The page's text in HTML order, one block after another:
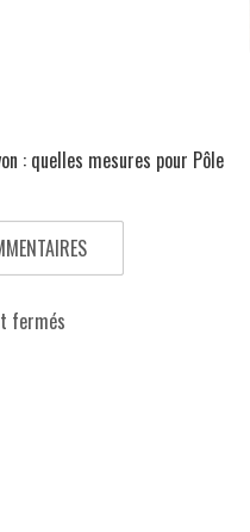
: quelles mesures pour Pôle
fermés